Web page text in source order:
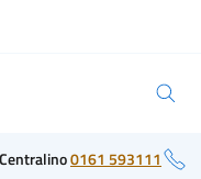
Centralino0161 593111